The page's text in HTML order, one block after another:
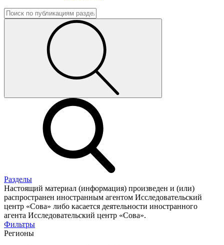
Разделы
Настоящий материал (информация) произведен и (или)
распространен иностранным агентом Исследовательский
центр «Сова» либо касается деятельности иностранного
агента Исследовательский центр «Сова».
Фильтры
Регионы